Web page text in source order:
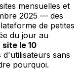
mensuelles et
2025 — des
de petites
du jour au
le 10
d'utilisateurs sans
pourquoi.